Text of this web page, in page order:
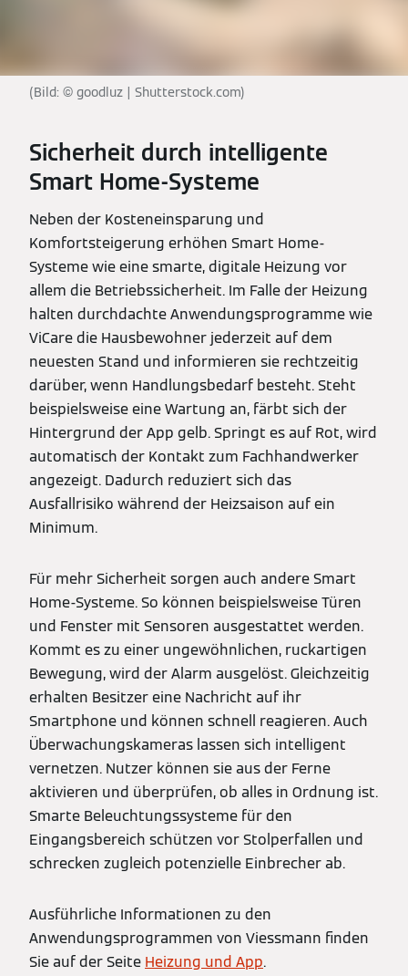
(Bild: © goodluz | Shutterstock.com)
Sicherheit durch intelligente
Smart Home-Systeme
Neben der Kosteneinsparung und
Komfortsteigerung erhöhen Smart Home-
Systeme wie eine smarte, digitale Heizung vor
allem die Betriebssicherheit. Im Falle der Heizung
halten durchdachte Anwendungsprogramme wie
ViCare die Hausbewohner jederzeit auf dem
neuesten Stand und informieren sie rechtzeitig
darüber, wenn Handlungsbedarf besteht. Steht
beispielsweise eine Wartung an, färbt sich der
Hintergrund der App gelb. Springt es auf Rot, wird
automatisch der Kontakt zum Fachhandwerker
angezeigt. Dadurch reduziert sich das
Ausfallrisiko während der Heizsaison auf ein
Minimum.
Für mehr Sicherheit sorgen auch andere Smart
Home-Systeme. So können beispielsweise Türen
und Fenster mit Sensoren ausgestattet werden.
Kommt es zu einer ungewöhnlichen, ruckartigen
Bewegung, wird der Alarm ausgelöst. Gleichzeitig
erhalten Besitzer eine Nachricht auf ihr
Smartphone und können schnell reagieren. Auch
Überwachungskameras lassen sich intelligent
vernetzen. Nutzer können sie aus der Ferne
aktivieren und überprüfen, ob alles in Ordnung ist.
Smarte Beleuchtungssysteme für den
Eingangsbereich schützen vor Stolperfallen und
schrecken zugleich potenzielle Einbrecher ab.
Ausführliche Informationen zu den
Anwendungsprogrammen von Viessmann finden
Sie auf der Seite Heizung und App.